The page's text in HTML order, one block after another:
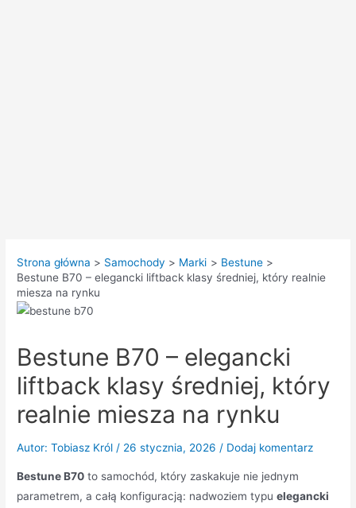
Strona główna Samochody Marki
Bestune
Bestune B70 – elegancki liftback klasy średniej, który realnie
miesza na rynku
Bestune B70 – elegancki
liftback klasy średniej, który
realnie miesza na rynku
Autor: Tobiasz Król / 26 stycznia, 2026 / Dodaj komentarz
Bestune B70 to samochód, który zaskakuje nie jednym
parametrem, a całą konfiguracją: nadwoziem typuelegancki